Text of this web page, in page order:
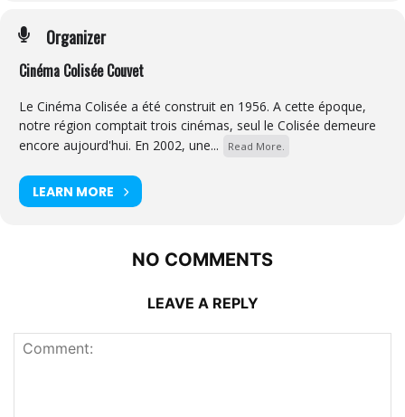
Organizer
Cinéma Colisée Couvet
Le Cinéma Colisée a été construit en 1956. A cette époque,
notre région comptait trois cinémas, seul le Colisée demeure
encore aujourd'hui. En 2002, une...
Read More.
LEARN MORE
NO COMMENTS
LEAVE A REPLY